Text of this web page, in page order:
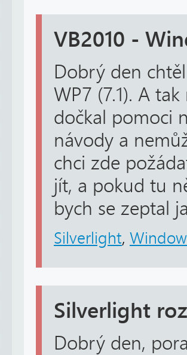
VB2010 -
Dobrý den
WP7 (7.1). A
dočkal pomoci
návody a
chci zde
jít, a pokud tu
bych se zeptal
Silverlight,
Silverlight
Dobrý den,